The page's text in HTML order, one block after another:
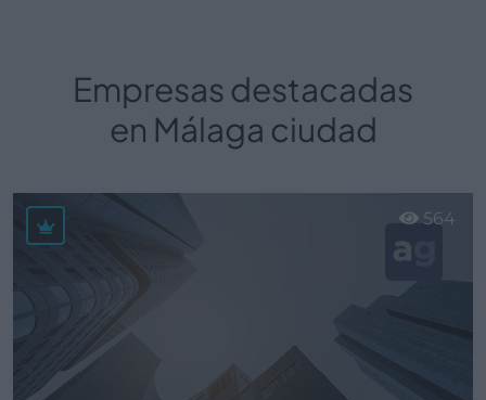
Empresas destacadas
en Málaga ciudad
564